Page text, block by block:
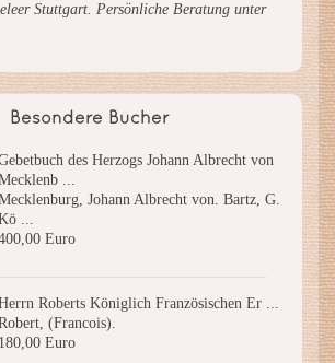
Stuttgart. Persönliche Beratung unter
Besondere Bücher
des Herzogs Johann Albrecht von
...
Johann Albrecht von. Bartz, G.
...
Euro
Roberts Königlich Französischen Er ...
(Francois).
180,00 Euro